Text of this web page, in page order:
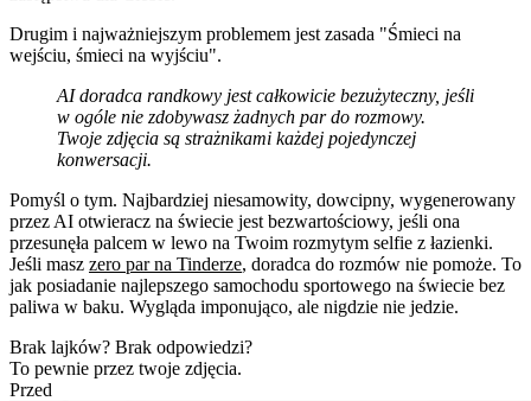
Drugim i najważniejszym problemem jest zasada "Śmieci na
wejściu, śmieci na wyjściu".
AI doradca randkowy jest całkowicie bezużyteczny, jeśli
w ogóle nie zdobywasz żadnych par do rozmowy.
Twoje zdjęcia są strażnikami każdej pojedynczej
konwersacji.
Pomyśl o tym. Najbardziej niesamowity, dowcipny, wygenerowany
przez AI otwieracz na świecie jest bezwartościowy, jeśli ona
przesunęła palcem w lewo na Twoim rozmytym selfie z łazienki.
Jeśli masz zero par na Tinderze, doradca do rozmów nie pomoże. To
jak posiadanie najlepszego samochodu sportowego na świecie bez
paliwa w baku. Wygląda imponująco, ale nigdzie nie jedzie.
Brak lajków? Brak odpowiedzi?
To pewnie przez twoje zdjęcia.
Przed